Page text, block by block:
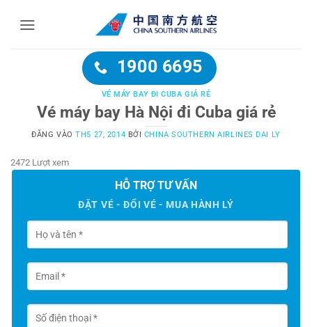
1900 6695
VÉ MÁY BAY ĐI CUBA GIÁ RẺ
Vé máy bay Hà Nội đi Cuba giá rẻ
ĐĂNG VÀOTH5 27, 2014 BỞI CHINA SOUTHERN AIRLINES DAI LY
2472 Lượt xem
HỖ TRỢ TƯ VẤN
ĐẶT VÉ - ĐỔI VÉ - MUA HÀNH LÝ